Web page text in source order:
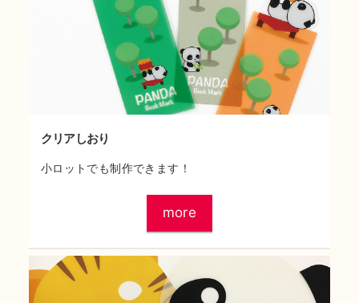
クリアしおり
小ロットでも制作できます！
more